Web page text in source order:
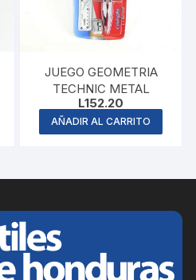
JUEGO GEOMETRIA
TECHNIC METAL
L152.20
AÑADIR AL CARRITO